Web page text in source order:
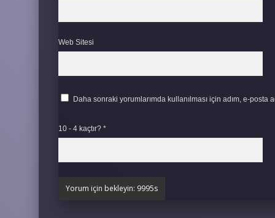
Web Sitesi
Daha sonraki yorumlarımda kullanılması için adım, e-
10 - 4 kaçtır? *